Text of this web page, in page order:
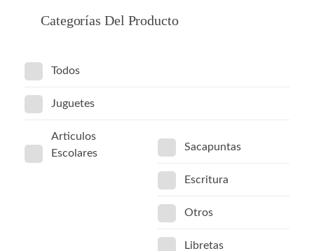
Categorías Del Producto
Todos
Juguetes
Articulos
Escolares
Sacapuntas
Escritura
Otros
Libretas